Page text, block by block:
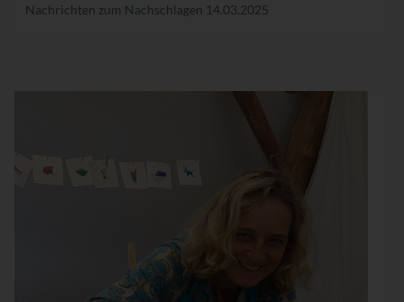
Nachrichten zum Nachschlagen 14.03.2025